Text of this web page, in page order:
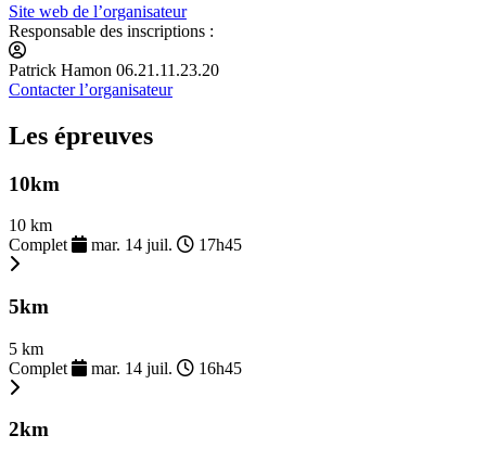
Site web de l’organisateur
Responsable des inscriptions :
Patrick Hamon 06.21.11.23.20
Contacter l’organisateur
Les épreuves
10km
10 km
Complet
mar. 14 juil. 17h45
5km
5 km
Complet
mar. 14 juil. 16h45
2km